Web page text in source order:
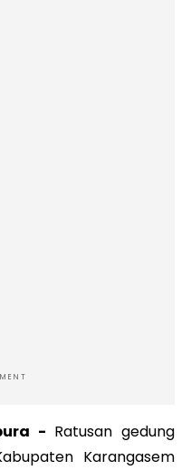
- Ratusan gedung
Karangasem